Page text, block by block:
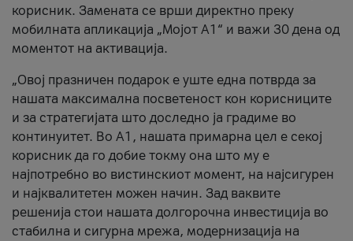
корисник. Замената се врши директно преку
мобилната апликација „Мојот А1“ и важи 30 дена од
моментот на активација.
„Овој празничен подарок е уште една потврда за
нашата максимална посветеност кон корисниците
и за стратегијата што доследно ја градиме во
континуитет. Во А1, нашата примарна цел е секој
корисник да го добие токму она што му е
најпотребно во вистинскиот момент, на најсигурен
и најквалитетен можен начин. Зад ваквите
решенија стои нашата долгорочна инвестиција во
стабилна и сигурна мрежа, модернизација на